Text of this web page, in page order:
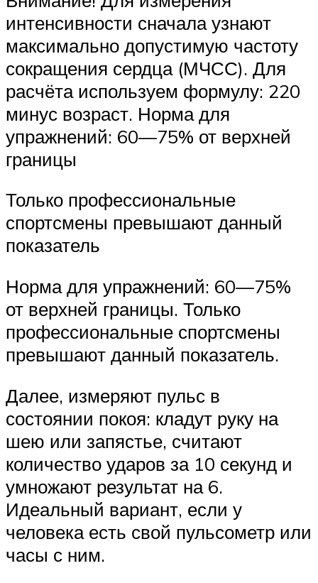
интенсивности сначала узнают
максимально допустимую частоту
сокращения сердца (МЧСС). Для
расчёта используем формулу: 220
минус возраст. Норма для
упражнений: 60—75% от верхней
границы
Только профессиональные
спортсмены превышают данный
показатель
Норма для упражнений: 60—75%
от верхней границы. Только
профессиональные спортсмены
превышают данный показатель.
Далее, измеряют пульс в
состоянии покоя: кладут руку на
шею или запястье, считают
количество ударов за 10 секунд и
умножают результат на 6.
Идеальный вариант, если у
человека есть свой пульсометр или
часы с ним.